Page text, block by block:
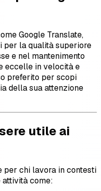
Google Translate,
per la qualità superiore
e nel mantenimento
eccelle in velocità e
preferito per scopi
della sua attenzione
utile ai
per chi lavora in contesti
come: